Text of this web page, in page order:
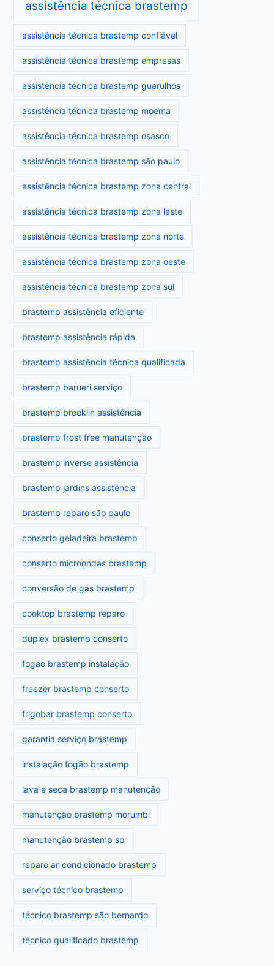
assistência técnica brastemp
assistência técnica brastemp confiável
assistência técnica brastemp empresas
assistência técnica brastemp guarulhos
assistência técnica brastemp moema
assistência técnica brastemp osasco
assistência técnica brastemp são paulo
assistência técnica brastemp zona central
assistência técnica brastemp zona leste
assistência técnica brastemp zona norte
assistência técnica brastemp zona oeste
assistência técnica brastemp zona sul
brastemp assistência eficiente
brastemp assistência rápida
brastemp assistência técnica qualificada
brastemp barueri serviço
brastemp brooklin assistência
brastemp frost free manutenção
brastemp inverse assistência
brastemp jardins assistência
brastemp reparo são paulo
conserto geladeira brastemp
conserto microondas brastemp
conversão de gás brastemp
cooktop brastemp reparo
duplex brastemp conserto
fogão brastemp instalação
freezer brastemp conserto
frigobar brastemp conserto
garantia serviço brastemp
instalação fogão brastemp
lava e seca brastemp manutenção
manutenção brastemp morumbi
manutenção brastemp sp
reparo ar-condicionado brastemp
serviço técnico brastemp
técnico brastemp são bernardo
técnico qualificado brastemp